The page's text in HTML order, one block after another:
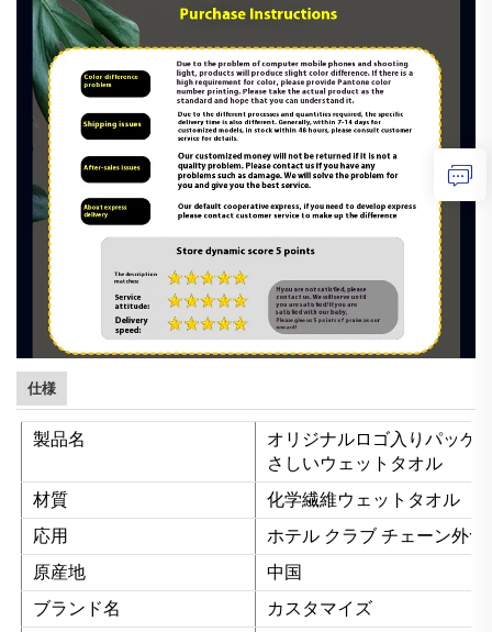
仕様
製品名
オリジナルロゴ入りパッケ
さしいウェットタオル
材質
化学繊維ウェットタオル
応用
ホテル クラブ チェーン外食
原産地
中国
ブランド名
カスタマイズ